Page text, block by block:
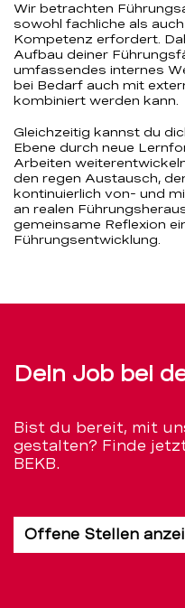
Wir betrachten
sowohl fachliche als
Kompetenz erfordert.
Aufbau deiner
umfassendes internes
bei Bedarf auch mit
kombiniert werden kann.
Gleichzeitig kannst du
Ebene durch neue
Arbeiten
den regen Austausch,
kontinuierlich von- und
an realen
gemeinsame Reflexion
Führungsentwicklung.
Dein Job bei
Bist du bereit, mit
gestalten? Finde
BEKB.
Offene Stellen